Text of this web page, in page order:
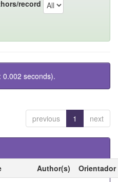
record
0.002 seconds).
previous 1 next
Author(s)
Orientador